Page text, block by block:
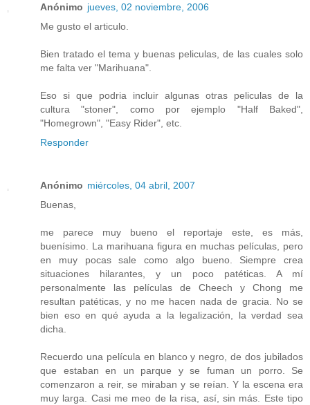
Anónimo jueves, 02 noviembre, 2006
Me gusto el articulo.
Bien tratado el tema y buenas peliculas, de las cuales solo
me falta ver "Marihuana".
Eso si que podria incluir algunas otras peliculas de la
cultura "stoner", como por ejemplo "Half Baked",
"Homegrown", "Easy Rider", etc.
Responder
Anónimo miércoles, 04 abril, 2007
Buenas,
me parece muy bueno el reportaje este, es más,
buenísimo. La marihuana figura en muchas películas, pero
en muy pocas sale como algo bueno. Siempre crea
situaciones hilarantes, y un poco patéticas. A mí
personalmente las películas de Cheech y Chong me
resultan patéticas, y no me hacen nada de gracia. No se
bien eso en qué ayuda a la legalización, la verdad sea
dicha.
Recuerdo una película en blanco y negro, de dos jubilados
que estaban en un parque y se fuman un porro. Se
comenzaron a reir, se miraban y se reían. Y la escena era
muy larga. Casi me meo de la risa, así, sin más. Este tipo